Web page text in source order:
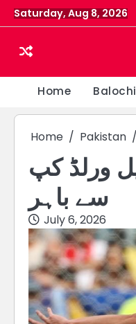
Skip
to
Saturday, Aug 8, 2026
Home
Home Pakistan
ورلڈ کپ
سے باہر
July 6, 2026